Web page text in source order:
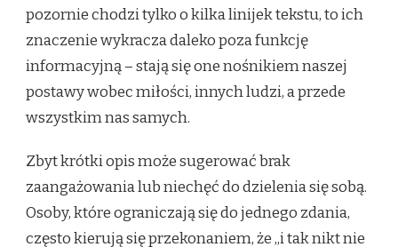
pozornie chodzi tylko o kilka linijek tekstu, to ich
znaczenie wykracza daleko poza funkcję
informacyjną – stają się one nośnikiem naszej
postawy wobec miłości, innych ludzi, a przede
wszystkim nas samych.
Zbyt krótki opis może sugerować brak
zaangażowania lub niechęć do dzielenia się sobą.
Osoby, które ograniczają się do jednego zdania,
często kierują się przekonaniem, że „i tak nikt nie